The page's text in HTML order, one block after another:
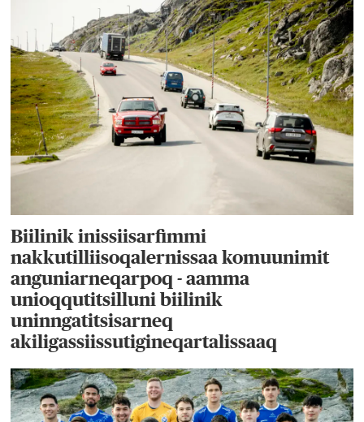
Biilinik inissiisarfimmi
nakkutilliisoqalernissaa komuunimit
anguniarneqarpoq - aamma
unioqqutitsilluni biilinik
uninngatitsisarneq
akiligassiissutigineqartalissaaq